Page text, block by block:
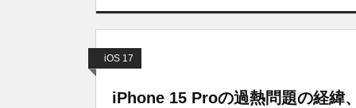
iOS 17
iPhone 15 Proの過熱問題の経緯